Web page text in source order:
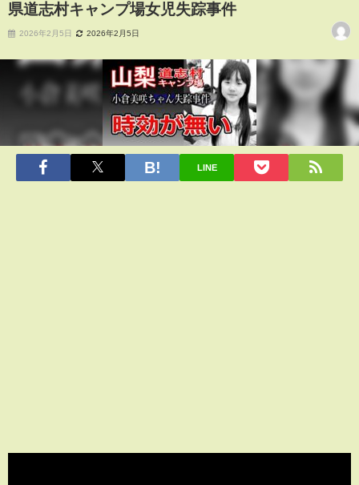
県道志村キャンプ場女児失踪事件
2026年2月5日 2026年2月5日
LINE